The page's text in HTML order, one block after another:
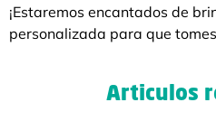
¡Estaremos encantados de
personalizada para que
Articulos